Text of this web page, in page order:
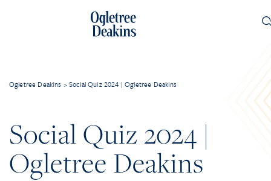
Ogletree Deakins >Social Quiz 2024 | Ogletree Deakins
Social Quiz 2024 |
Ogletree Deakins